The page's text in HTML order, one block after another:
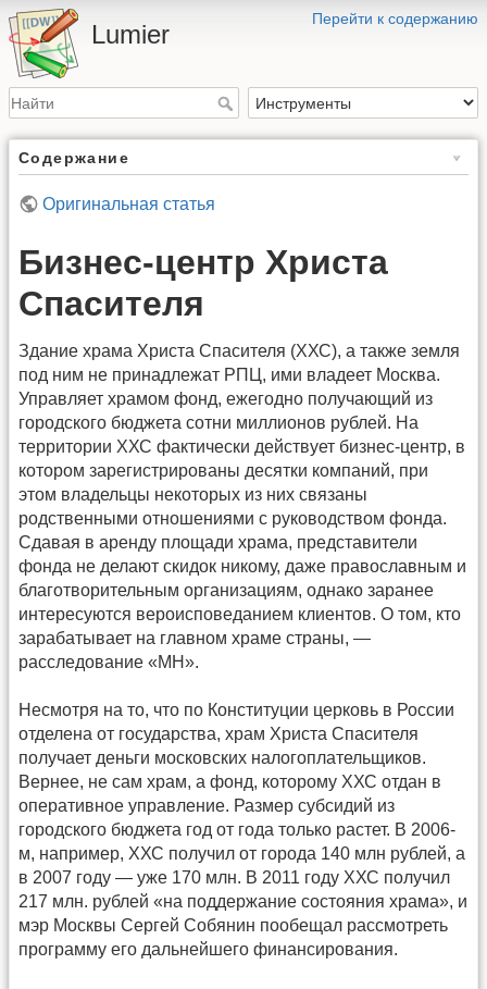
Перейти к содержанию
Lumier
Содержание
Оригинальная статья
Бизнес-центр Христа
Спасителя
Здание храма Христа Спасителя (ХХС), а также земля
под ним не принадлежат РПЦ, ими владеет Москва.
Управляет храмом фонд, ежегодно получающий из
городского бюджета сотни миллионов рублей. На
территории ХХС фактически действует бизнес-центр, в
котором зарегистрированы десятки компаний, при
этом владельцы некоторых из них связаны
родственными отношениями с руководством фонда.
Сдавая в аренду площади храма, представители
фонда не делают скидок никому, даже православным и
благотворительным организациям, однако заранее
интересуются вероисповеданием клиентов. О том, кто
зарабатывает на главном храме страны, —
расследование «МН».
Несмотря на то, что по Конституции церковь в России
отделена от государства, храм Христа Спасителя
получает деньги московских налогоплательщиков.
Вернее, не сам храм, а фонд, которому ХХС отдан в
оперативное управление. Размер субсидий из
городского бюджета год от года только растет. В 2006-
м, например, ХХС получил от города 140 млн рублей, а
в 2007 году — уже 170 млн. В 2011 году ХХС получил
217 млн. рублей «на поддержание состояния храма», и
мэр Москвы Сергей Собянин пообещал рассмотреть
программу его дальнейшего финансирования.